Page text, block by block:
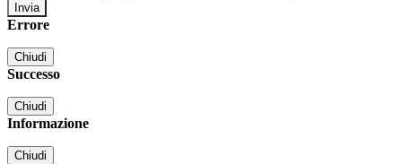
Errore
Chiudi
Successo
Chiudi
Informazione
Chiudi